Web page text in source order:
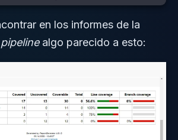
en los informes de la
pipelinealgo parecido a esto: